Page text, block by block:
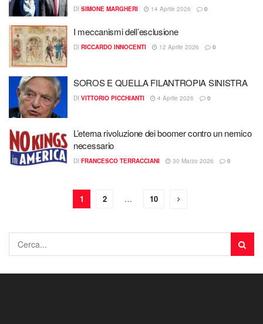
DI SIMONE MARGHERI 14 Aprile 2026 0
I meccanismi dell’esclusione
DI RICCARDO INNOCENTI 12 Aprile 2026 0
SOROS E QUELLA FILANTROPIA SINISTRA
DI VITTORIO PICCHIANTI 4 Aprile 2026 0
L’eterna rivoluzione dei boomer contro un nemico
necessario
DI FRANCESCO TERRACCIANI 30 Marzo 2026 0
1 2 … 10